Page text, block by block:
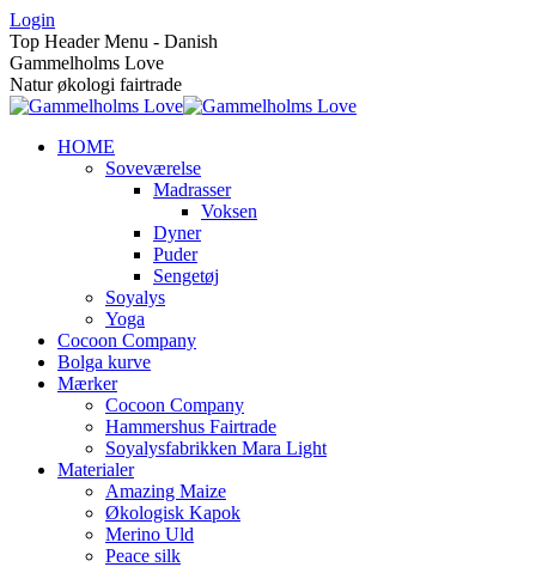
Skip
to
content
Login
Top Header Menu - Danish
Gammelholms Love
Natur økologi fairtrade
HOME
Soveværelse
Madrasser
Voksen
Dyner
Puder
Sengetøj
Soyalys
Yoga
Cocoon Company
Bolga kurve
Mærker
Cocoon Company
Hammershus Fairtrade
Soyalysfabrikken Mara Light
Materialer
Amazing Maize
Økologisk Kapok
Merino Uld
Peace silk